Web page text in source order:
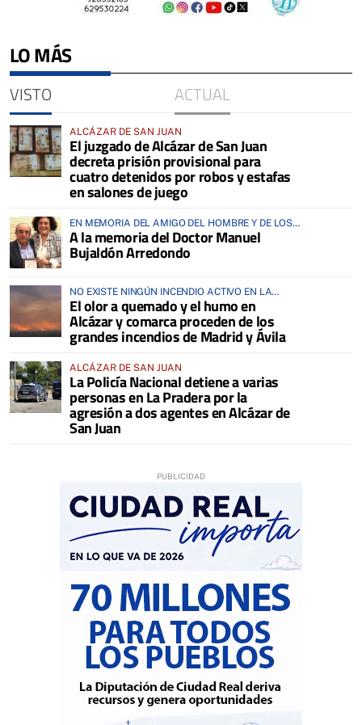
LO MÁS
VISTO ACTUAL
ALCÁZAR DE SAN JUAN
El juzgado de Alcázar de San Juan
decreta prisión provisional para
cuatro detenidos por robos y estafas
en salones de juego
EN MEMORIA DEL AMIGO DEL HOMBRE Y DE LOS
ANIMALES
A la memoria del Doctor Manuel
Bujaldón Arredondo
NO EXISTE NINGÚN INCENDIO ACTIVO EN LA
COMARCA
El olor a quemado y el humo en
Alcázar y comarca proceden de los
grandes incendios de Madrid y Ávila
ALCÁZAR DE SAN JUAN
La Policía Nacional detiene a varias
personas en La Pradera por la
agresión a dos agentes en Alcázar de
San Juan